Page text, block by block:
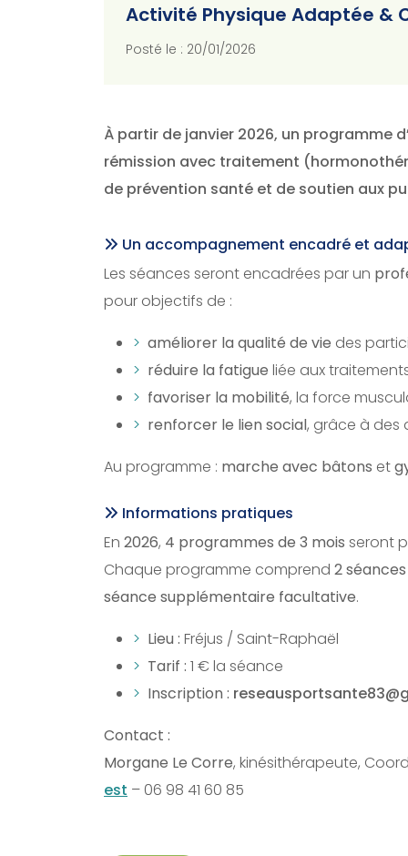
Activité Physique Adaptée &
Posté le : 20/01/2026
À partir de janvier 2026, un programme
rémission avec traitement
de prévention santé et de soutien aux
Un accompagnement encadré et
Les séances seront encadrées par un
pour objectifs de :
améliorer la qualité de vie des
réduire la fatigue liée aux
favoriser la mobilité, la force
renforcer le lien social, grâce à des
Au programme : marche avec bâtons et
Informations pratiques
En 2026, 4 programmes de 3 mois seront
Chaque programme comprend 2
séance supplémentaire facultative.
Lieu : Fréjus / Saint-Raphaël
Tarif : 1 € la séance
Inscription :
Contact :
Morgane Le Corre, kinésithérapeute,
est – 06 98 41 60 85